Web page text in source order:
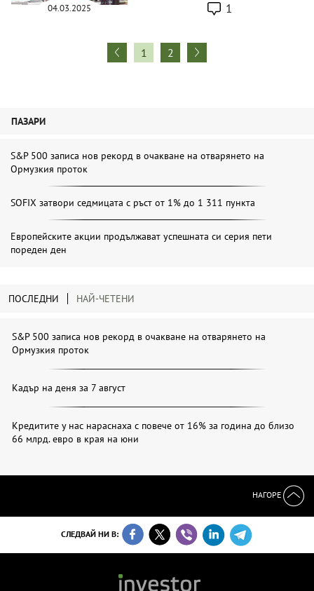
04.03.2025 1
1 2
ПАЗАРИ
S&P 500 записа нов рекорд в очакване на отварянето на
Ормузкия проток
SOFIX затвори седмицата с ръст от 1% до 1 311 пункта
Европейските акции продължават успешната си серия пети
пореден ден
ПОСЛЕДНИ НАЙ-ЧЕТЕНИ
S&P 500 записа нов рекорд в очакване на отварянето на
Ормузкия проток
Кадър на деня за 7 август
Кредитите у нас нараснаха с повече от 16% за година до близо
66 млрд. евро в края на юни
НАГОРЕ
СЛЕДВАЙ НИ В: